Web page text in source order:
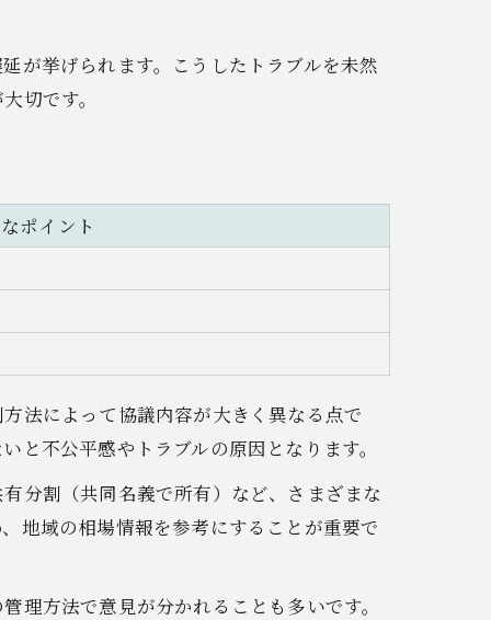
が挙げられます。こうしたトラブルを未然
切です。
ポイント
法によって協議内容が大きく異なる点で
不公平感やトラブルの原因となります。
分割（共同名義で所有）など、さまざまな
地域の相場情報を参考にすることが重要で
理方法で意見が分かれることも多いです。